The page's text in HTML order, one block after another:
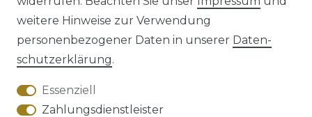
AGB Barrierefreiheitserklärung
weitere Hinweise zur Verwendung
personenbezogener Daten in unserer Daten­
schutz­erklärung.
Essenziell
Zahlungsdienstleister